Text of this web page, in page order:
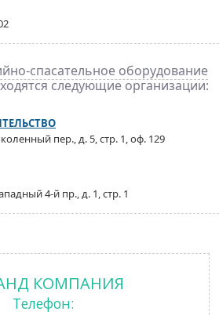
спасательное оборудование
следующие организации:
пер., д. 5, стр. 1, оф. 129
4-й пр., д. 1, стр. 1
КОМПАНИЯ
Телефон: